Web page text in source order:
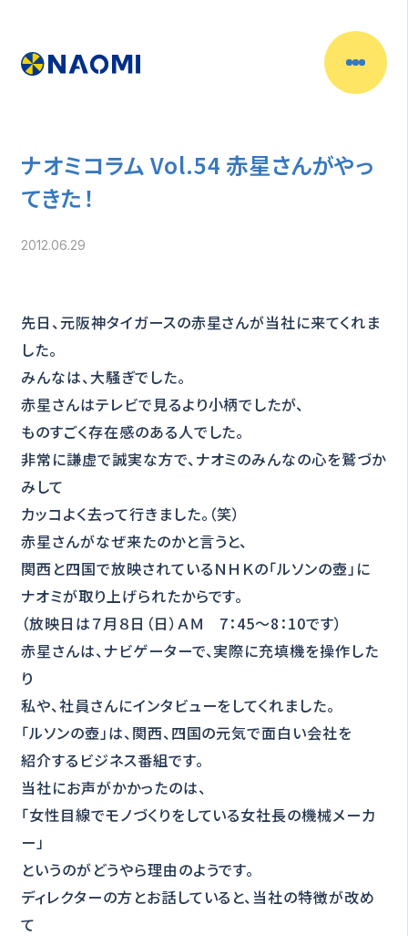
ナオミコラム Vol.54 赤星さんがやっ
てきた！
2012.06.29
先日、元阪神タイガースの赤星さんが当社に来てくれま
した。
みんなは、大騒ぎでした。
赤星さんはテレビで見るより小柄でしたが、
ものすごく存在感のある人でした。
非常に謙虚で誠実な方で、ナオミのみんなの心を鷲づか
みして
カッコよく去って行きました。（笑）
赤星さんがなぜ来たのかと言うと、
関西と四国で放映されているＮＨＫの「ルソンの壺」に
ナオミが取り上げられたからです。
（放映日は７月８日（日）ＡＭ 7：45～8：10です）
赤星さんは、ナビゲーターで、実際に充填機を操作した
り
私や、社員さんにインタビューをしてくれました。
「ルソンの壺」は、関西、四国の元気で面白い会社を
紹介するビジネス番組です。
当社にお声がかかったのは、
「女性目線でモノづくりをしている女社長の機械メーカ
ー」
というのがどうやら理由のようです。
ディレクターの方とお話していると、当社の特徴が改め
て